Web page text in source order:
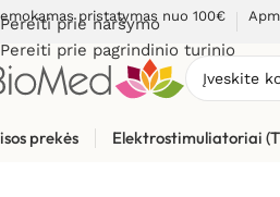
Pereiti prie naršymo
Pereiti prie pagrindinio turinio
pristatymas nuo 100€
prekės Elektrostimuliatoriai
Elektrostimuliacijai